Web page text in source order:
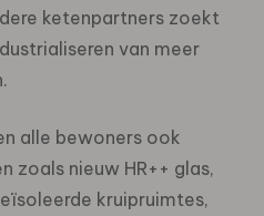
ketenpartners zoekt
van meer
alle bewoners ook
zoals nieuw HR++ glas,
kruipruimtes,